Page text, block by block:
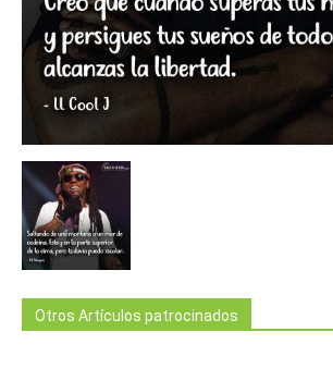
Otros Artículos patrocinados